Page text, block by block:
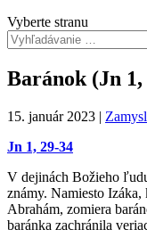
Vyberte stranu
Baránok (Jn 1,
15. január 2023 |
Jn 1, 29-34
V dejinách Božieho
známy. Namiesto
Abrahám, zomiera
baránka zachránila